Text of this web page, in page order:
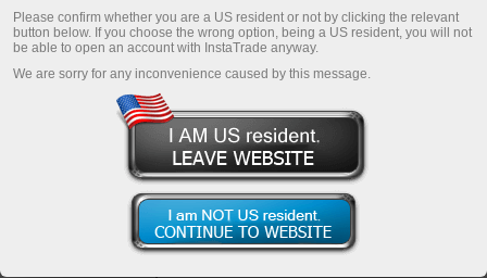
दुनिया भर के छुट्टियाँ
इस पृष्ठ में दुनिया भर से छुट्टियों की सूची है। यह कैलेंडर
Please confirm whether you are a US resident or not by clicking the relevant
button below. If you choose the wrong option, being a US resident, you will not
be able to open an account with InstaTrade anyway.
We are sorry for any inconvenience caused by this message.